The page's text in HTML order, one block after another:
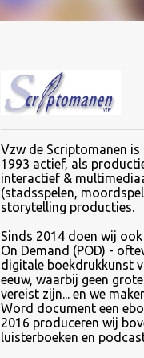
Vzw de Scriptomanen is
1993 actief, als
interactief &
(stadsspelen,
storytelling producties.
Sinds 2014 doen wij
On Demand (POD) -
digitale boekdrukkunst
eeuw, waarbij geen
vereist zijn... en we
Word document een
2016 produceren wij
luisterboeken en